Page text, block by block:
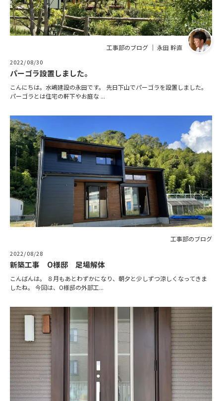
工事部のブログ ｜ 永田 幹直
2022/08/30
パーゴラ設置しました。
こんにちは。水嶋建設の永田です。 先日下山でパーゴラを設置しました。
パーゴラとは住宅の軒下やお庭な ...
工事部のブログ
2022/08/28
新築工事 O様邸 足場解体
こんばんは。 ８月もあとわずかになり、朝夕と少しずつ涼しくなってきま
したね。 今回は、O様邸の外部工...